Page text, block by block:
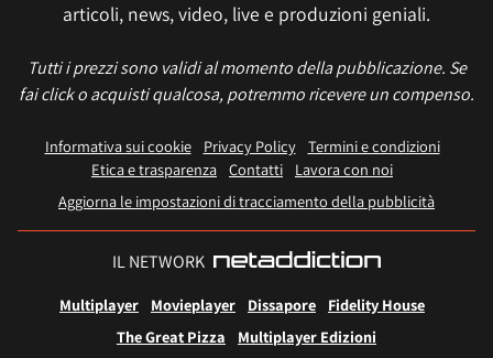
articoli, news, video, live e produzioni geniali.
Tutti i prezzi sono validi al momento della pubblicazione. Se
fai click o acquisti qualcosa, potremmo ricevere un compenso.
Informativa sui cookie Privacy Policy
Termini e condizioni
Etica e trasparenza Contatti
Lavora con noi
Aggiorna le impostazioni di tracciamento della pubblicità
IL NETWORK
Multiplayer Movieplayer Dissapore
Fidelity House
The Great Pizza
Multiplayer Edizioni